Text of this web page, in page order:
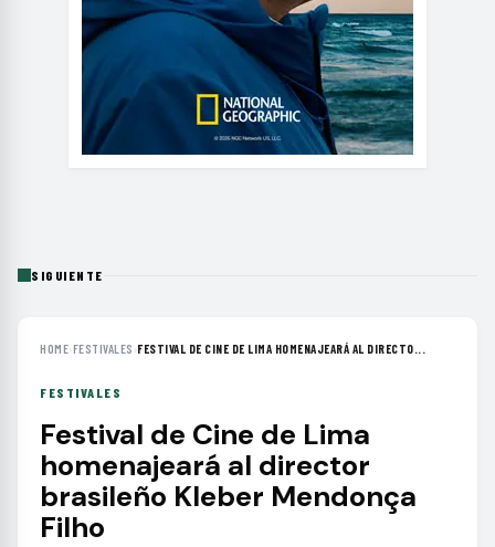
SIGUIENTE
HOME›FESTIVALES ›FESTIVAL DE CINE DE LIMA HOMENAJEARÁ AL DIRECTO...
FESTIVALES
Festival de Cine de Lima
homenajeará al director
brasileño Kleber Mendonça
Filho